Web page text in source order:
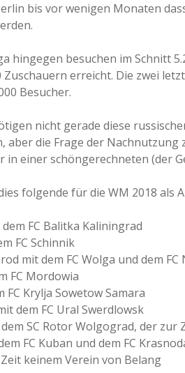
bis vor wenigen Monaten
hingegen besuchen im Schnitt
Zuschauern erreicht. Die zwei
Besucher.
nicht gerade diese
aber die Frage der
in einer schöngerechneten (der
folgende für die WM 2018
FC Balitka Kaliningrad
FC Schinnik
mit dem FC Wolga und dem FC
FC Mordowia
FC Krylja Sowetow Samara
dem FC Ural Swerdlowsk
SC Rotor Wolgograd, der
FC Kuban und dem FC
keinem Verein von Belang